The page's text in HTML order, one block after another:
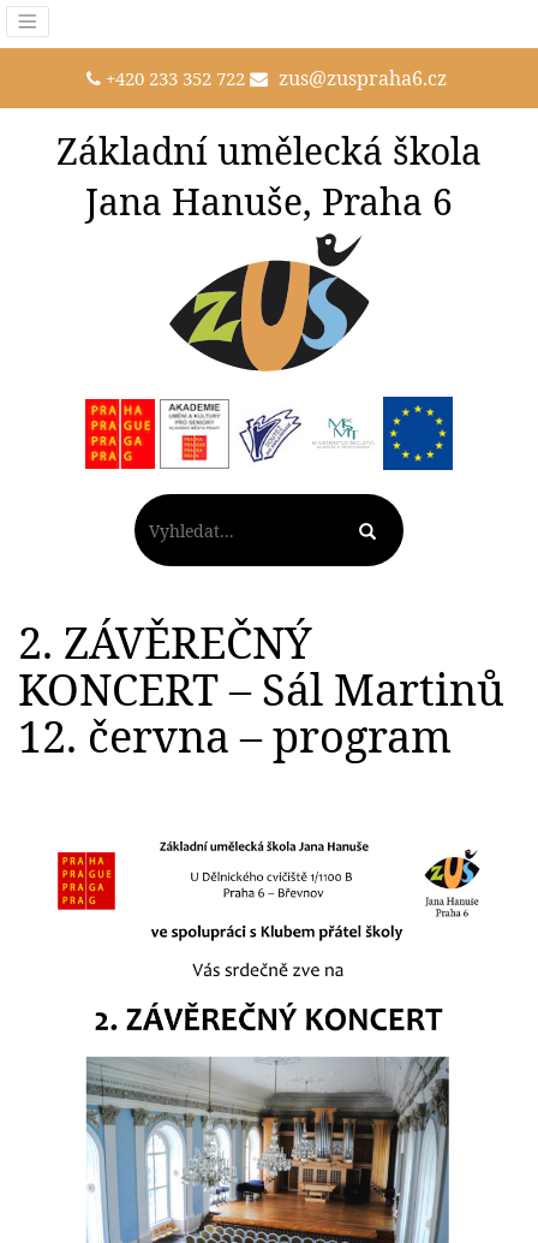
+420 233 352 722 zus@zuspraha6.cz
Základní umělecká škola
Jana Hanuše, Praha 6
2. ZÁVĚREČNÝ
KONCERT – Sál Martinů
12. června – program